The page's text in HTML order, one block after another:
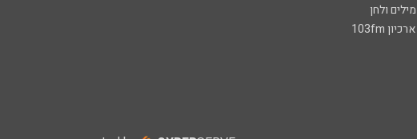
מילים ולחן
ארכיון 103fm